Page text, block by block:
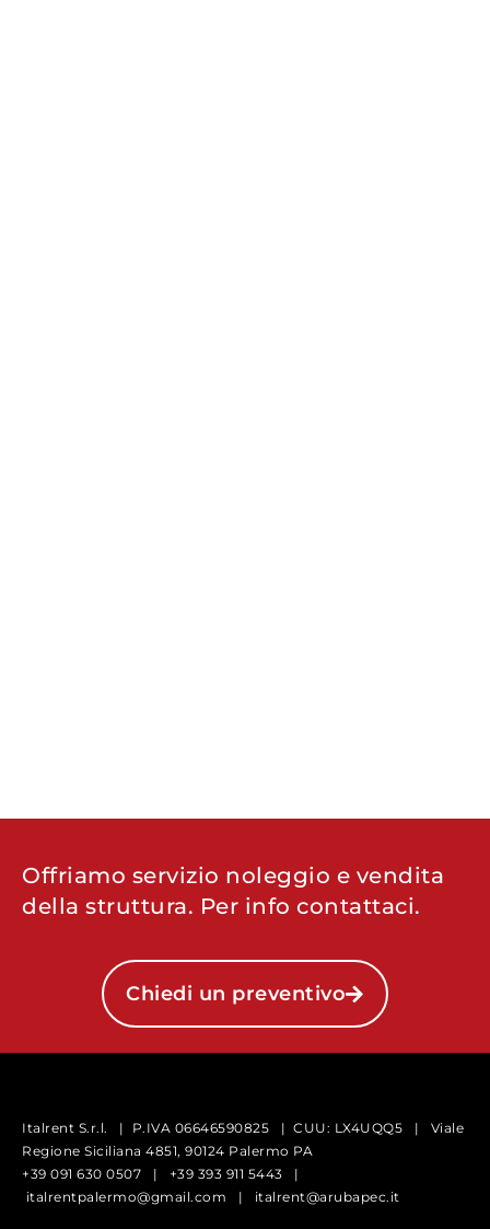
Offriamo servizio noleggio e vendita
della struttura. Per info contattaci.
Chiedi un preventivo
Italrent S.r.l. | P.IVA 06646590825 | CUU: LX4UQQ5 | Viale
Regione Siciliana 4851, 90124 Palermo PA
+39 091 630 0507 | +39 393 911 5443 |
italrentpalermo@gmail.com | italrent@arubapec.it